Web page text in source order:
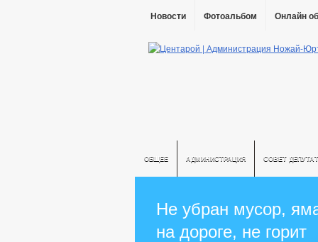
Новости Фотоальбом Онлайн
ОБЩЕЕ АДМИНИСТРАЦИЯ СОВЕТ
Не убран мусор,
на дороге, не горит